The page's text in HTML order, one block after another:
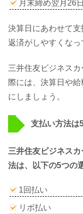
月末締め翌月26
決算日にあわせて
返済がしやすくなっ
三井住友ビジネス
際には、決算日や
にしましょう。
支払い方法は
三井住友ビジネス
法は、以下の5つの
1回払い
リボ払い